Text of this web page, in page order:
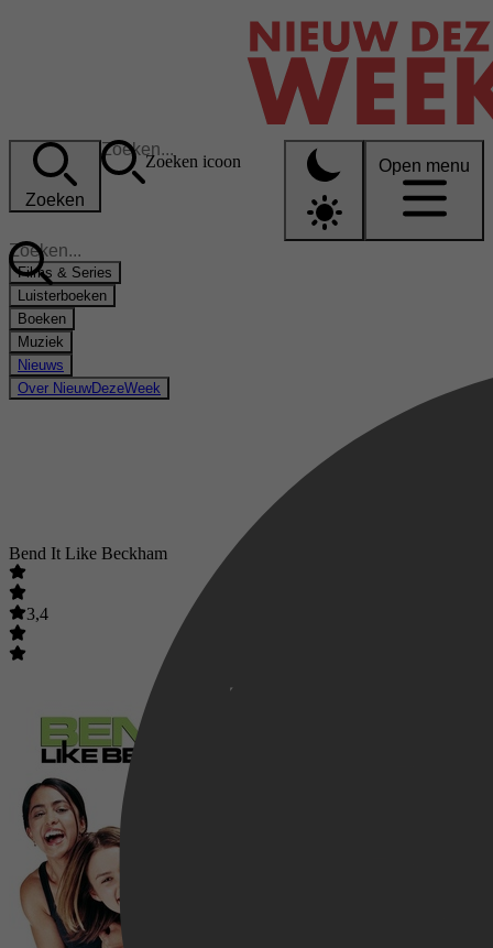
Zoeken
Zoeken icoon Open menu
Films & Series
Luisterboeken
Boeken
Muziek
Nieuws
Over NieuwDezeWeek
Bend It Like Beckham
3,4